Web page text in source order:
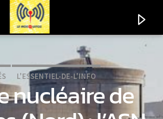
L'ESSENTIEL-DE-L'INFO
nucléaire de